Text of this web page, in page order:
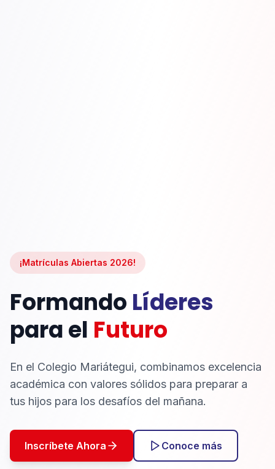
¡Matrículas Abiertas 2026!
Formando Líderes
para el Futuro
En el Colegio Mariátegui, combinamos excelencia
académica con valores sólidos para preparar a
tus hijos para los desafíos del mañana.
Inscríbete Ahora Conoce más